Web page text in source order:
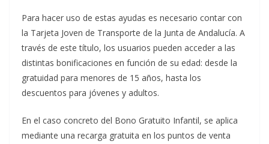
Para hacer uso de estas ayudas es necesario contar con
la Tarjeta Joven de Transporte de la Junta de Andalucía. A
través de este título, los usuarios pueden acceder a las
distintas bonificaciones en función de su edad: desde la
gratuidad para menores de 15 años, hasta los
descuentos para jóvenes y adultos.
En el caso concreto del Bono Gratuito Infantil, se aplica
mediante una recarga gratuita en los puntos de venta